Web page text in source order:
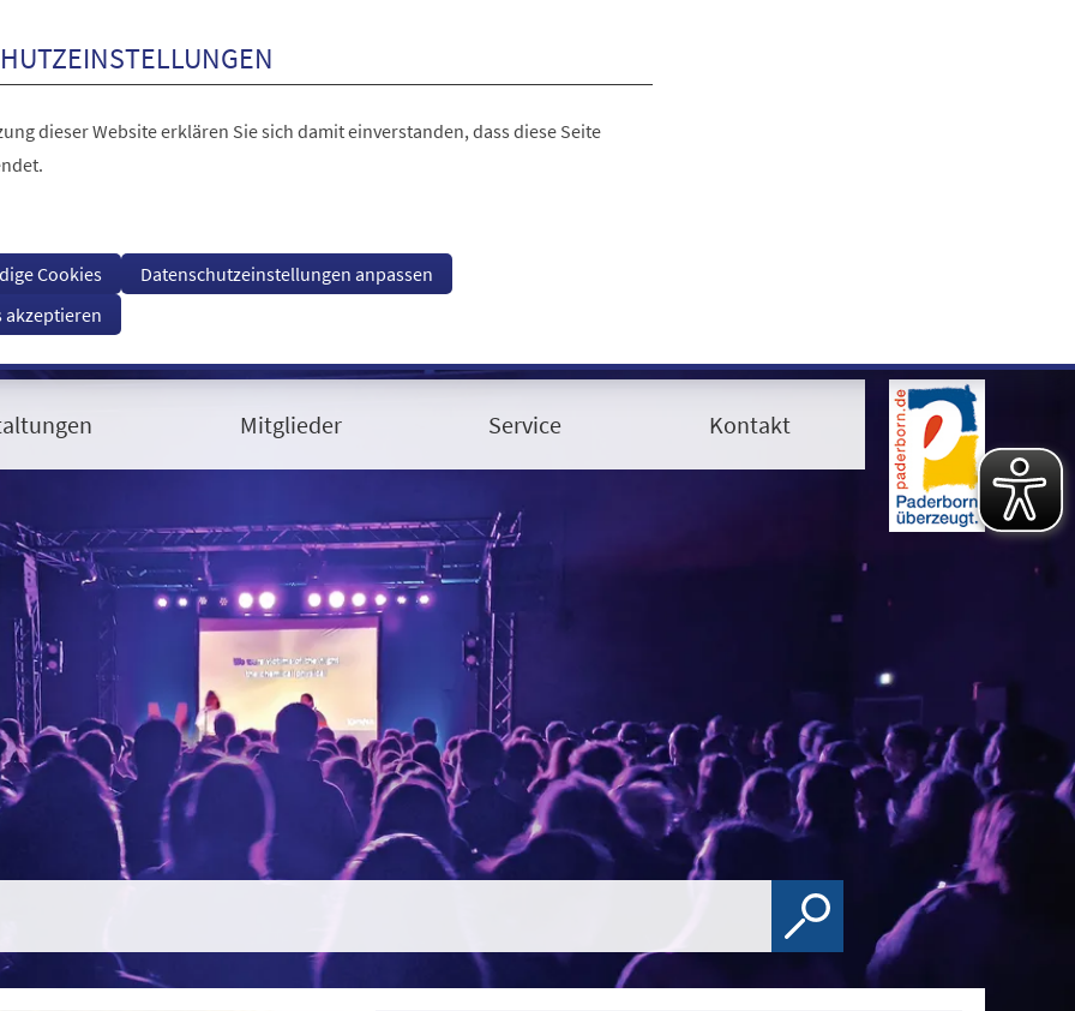
dieser Website erklären Sie sich damit einverstanden, dass diese Seite
Cookies
Datenschutzeinstellungen anpassen
akzeptieren
Mitglieder Service Kontakt